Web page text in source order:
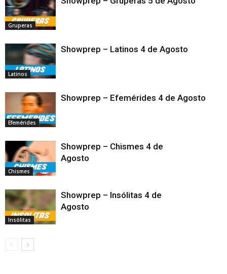
Gruperas
Latinos
Showprep – Latinos 4 de Agosto
Efemérides
Showprep – Efemérides 4 de Agosto
Chismes
Showprep – Chismes 4 de
Agosto
Insólitas
Showprep – Insólitas 4 de
Agosto